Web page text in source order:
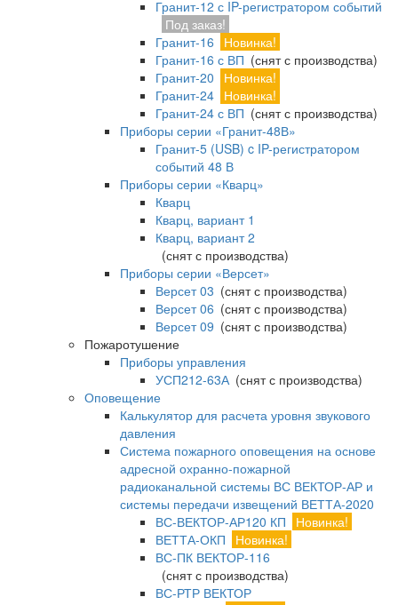
Гранит-12 с IP-регистратором событий
Под заказ!
Гранит-16
Новинка!
Гранит-16 с ВП (снят с производства)
Гранит-20
Новинка!
Гранит-24 Новинка!
Гранит-24 с ВП (снят с производства)
Приборы серии «Гранит-48В»
Гранит-5 (USB) c IP-регистратором
событий 48 В
Приборы серии «Кварц»
Кварц
Кварц, вариант 1
Кварц, вариант 2
(снят с производства)
Приборы серии «Версет»
Версет 03 (снят с производства)
Версет 06 (снят с производства)
Версет 09 (снят с производства)
Пожаротушение
Приборы управления
УСП212-63А(снят с производства)
Оповещение
Калькулятор для расчета уровня звукового
давления
Система пожарного оповещения на основе
адресной охранно-пожарной
радиоканальной системы ВС ВЕКТОР-АР и
системы передачи извещений ВЕТТА-2020
ВС-ВЕКТОР-АР120 КП
Новинка!
ВЕТТА-ОКП
Новинка!
ВС-ПК ВЕКТОР-116
(снят с производства)
ВС-РТР ВЕКТОР